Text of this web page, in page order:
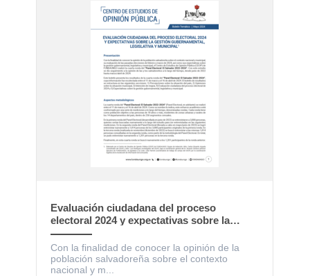
Evaluación ciudadana del proceso
electoral 2024 y expectativas sobre la
gestión gubernamental, legislativa y
municipal
Con la finalidad de conocer la opinión de la
población salvadoreña sobre el contexto
nacional y m...